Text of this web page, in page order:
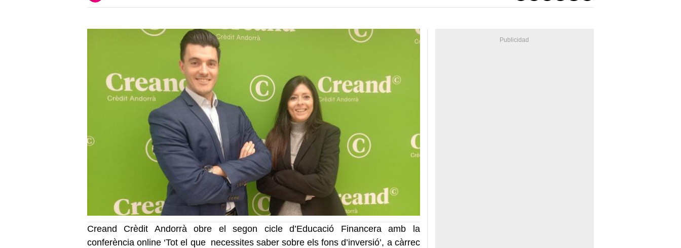
Creand Crèdit Andorrà obre el segon cicle d’Educació Financera amb la
conferència online ‘Tot el que necessites saber sobre els fons d’inversió’, a càrrec